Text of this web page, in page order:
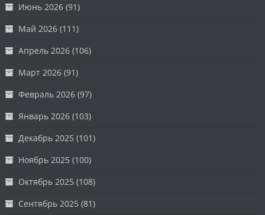
Июнь 2026 (91)
Май 2026 (111)
Апрель 2026 (106)
Март 2026 (91)
Февраль 2026 (97)
Январь 2026 (103)
Декабрь 2025 (101)
Ноябрь 2025 (100)
Октябрь 2025 (108)
Сентябрь 2025 (81)